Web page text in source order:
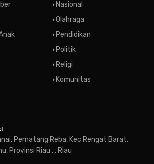
Nasional
Olahraga
Pendidikan
Politik
Religi
Komunitas
Pematang Reba, Kec Rengat Barat,
Provinsi Riau , , Riau